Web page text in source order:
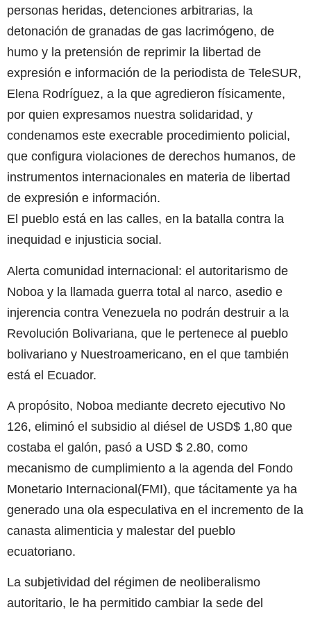
personas heridas, detenciones arbitrarias, la
detonación de granadas de gas lacrimógeno, de
humo y la pretensión de reprimir la libertad de
expresión e información de la periodista de TeleSUR,
Elena Rodríguez, a la que agredieron físicamente,
por quien expresamos nuestra solidaridad, y
condenamos este execrable procedimiento policial,
que configura violaciones de derechos humanos, de
instrumentos internacionales en materia de libertad
de expresión e información.
El pueblo está en las calles, en la batalla contra la
inequidad e injusticia social.
Alerta comunidad internacional: el autoritarismo de
Noboa y la llamada guerra total al narco, asedio e
injerencia contra Venezuela no podrán destruir a la
Revolución Bolivariana, que le pertenece al pueblo
bolivariano y Nuestroamericano, en el que también
está el Ecuador.
A propósito, Noboa mediante decreto ejecutivo No
126, eliminó el subsidio al diésel de USD$ 1,80 que
costaba el galón, pasó a USD $ 2.80, como
mecanismo de cumplimiento a la agenda del Fondo
Monetario Internacional(FMI), que tácitamente ya ha
generado una ola especulativa en el incremento de la
canasta alimenticia y malestar del pueblo
ecuatoriano.
La subjetividad del régimen de neoliberalismo
autoritario, le ha permitido cambiar la sede del